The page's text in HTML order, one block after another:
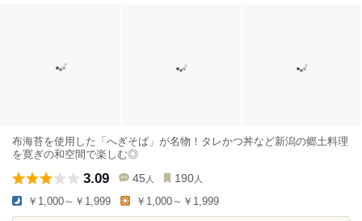
布海苔を使用した「へぎそば」が名物！タレかつ丼など新潟の郷土料理
を寛ぎの和空間で楽しむ◎
3.09 45 人 190 人
￥1,000～￥1,999 ￥1,000～￥1,999